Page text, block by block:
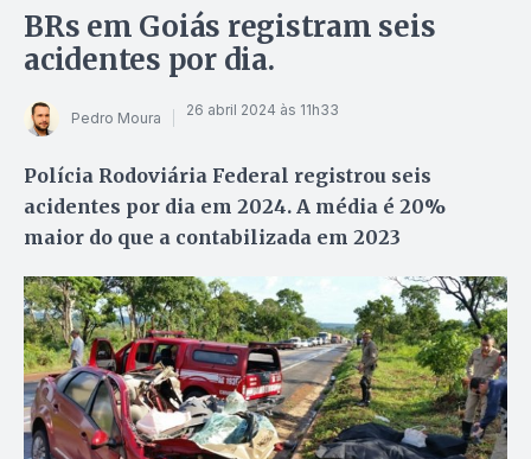
BRs em Goiás registram seis
acidentes por dia.
Pedro Moura 26 abril 2024 às 11h33
Polícia Rodoviária Federal registrou seis
acidentes por dia em 2024. A média é 20%
maior do que a contabilizada em 2023